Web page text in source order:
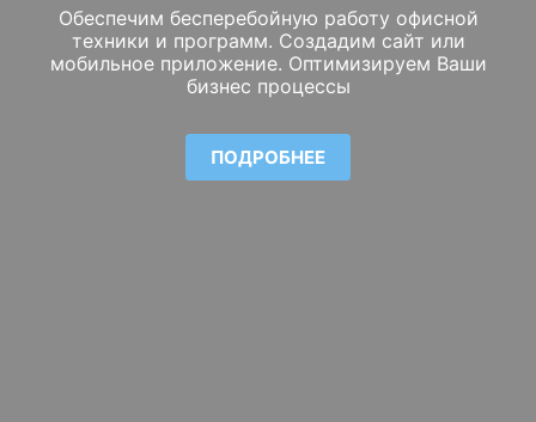
Обеспечим бесперебойную работу офисной
техники и программ. Создадим сайт или
мобильное приложение. Оптимизируем Ваши
бизнес процессы
ПОДРОБНЕЕ